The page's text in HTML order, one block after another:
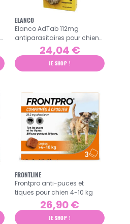
ELANCO
Elanco AdTab 112mg
antiparasitaires pour chien
de 2,5 - 5,5kg 3 comprimés
24,04 €
JE SHOP !
FRONTLINE
Frontpro anti-puces et
tiques pour chien 4-10 kg
26,90 €
JE SHOP !